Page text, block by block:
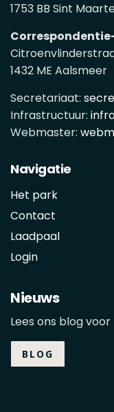
1753 BB Sint
1432 ME Aalsmeer
Secretariaat:
Infrastructuur:
Webmaster:
Navigatie
Het park
Contact
Laadpaal
Login
Nieuws
Lees ons blog
BLOG